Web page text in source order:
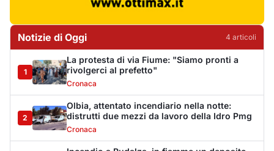
Notizie di Oggi 4 articoli
1
La protesta di via Fiume: "Siamo pronti a
rivolgerci al prefetto"
Cronaca
2
Olbia, attentato incendiario nella notte:
distrutti due mezzi da lavoro della Idro Pmg
Cronaca